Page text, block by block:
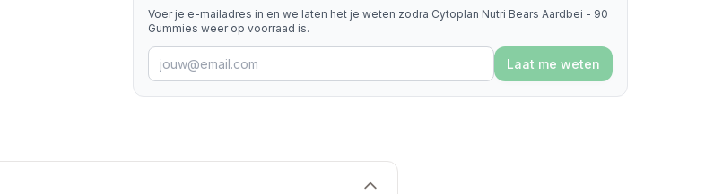
Voer je e-mailadres in en we laten het je weten zodra Cytoplan Nutri Bears Aardbei - 90
Gummies weer op voorraad is.
Laat me weten